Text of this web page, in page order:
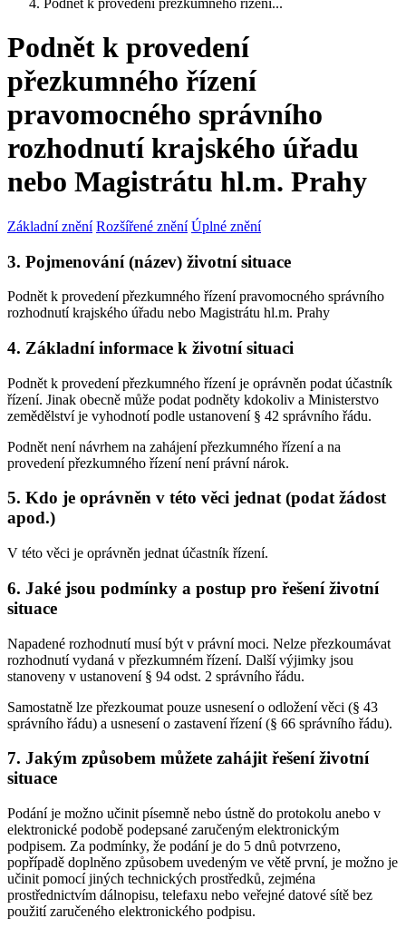
Podnět k provedení přezkumného řízení...
Podnět k provedení
přezkumného řízení
pravomocného správního
rozhodnutí krajského úřadu
nebo Magistrátu hl.m. Prahy
Základní znění Rozšířené znění Úplné znění
3. Pojmenování (název) životní situace
Podnět k provedení přezkumného řízení pravomocného správního
rozhodnutí krajského úřadu nebo Magistrátu hl.m. Prahy
4. Základní informace k životní situaci
Podnět k provedení přezkumného řízení je oprávněn podat účastník
řízení. Jinak obecně může podat podněty kdokoliv a Ministerstvo
zemědělství je vyhodnotí podle ustanovení § 42 správního řádu.
Podnět není návrhem na zahájení přezkumného řízení a na
provedení přezkumného řízení není právní nárok.
5. Kdo je oprávněn v této věci jednat (podat žádost
apod.)
V této věci je oprávněn jednat účastník řízení.
6. Jaké jsou podmínky a postup pro řešení životní
situace
Napadené rozhodnutí musí být v právní moci. Nelze přezkoumávat
rozhodnutí vydaná v přezkumném řízení. Další výjimky jsou
stanoveny v ustanovení § 94 odst. 2 správního řádu.
Samostatně lze přezkoumat pouze usnesení o odložení věci (§ 43
správního řádu) a usnesení o zastavení řízení (§ 66 správního řádu).
7. Jakým způsobem můžete zahájit řešení životní
situace
Podání je možno učinit písemně nebo ústně do protokolu anebo v
elektronické podobě podepsané zaručeným elektronickým
podpisem. Za podmínky, že podání je do 5 dnů potvrzeno,
popřípadě doplněno způsobem uvedeným ve větě první, je možno je
učinit pomocí jiných technických prostředků, zejména
prostřednictvím dálnopisu, telefaxu nebo veřejné datové sítě bez
použití zaručeného elektronického podpisu.